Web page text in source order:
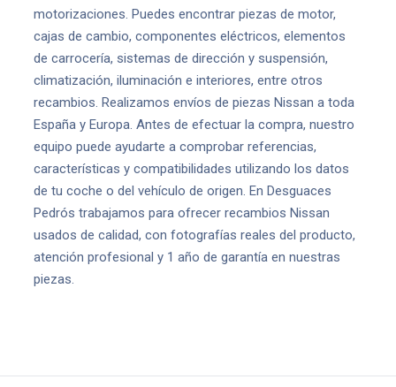
motorizaciones. Puedes encontrar piezas de motor,
cajas de cambio, componentes eléctricos, elementos
de carrocería, sistemas de dirección y suspensión,
climatización, iluminación e interiores, entre otros
recambios. Realizamos envíos de piezas Nissan a toda
España y Europa. Antes de efectuar la compra, nuestro
equipo puede ayudarte a comprobar referencias,
características y compatibilidades utilizando los datos
de tu coche o del vehículo de origen. En Desguaces
Pedrós trabajamos para ofrecer recambios Nissan
usados de calidad, con fotografías reales del producto,
atención profesional y 1 año de garantía en nuestras
piezas.